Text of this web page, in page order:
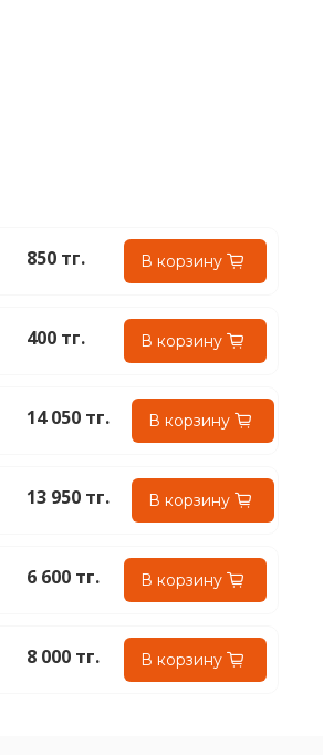
850 тг. В корзину
400 тг. В корзину
14 050 тг. В корзину
13 950 тг. В корзину
6 600 тг. В корзину
8 000 тг. В корзину